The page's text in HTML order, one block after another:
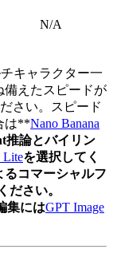
N/A
キャラクター一
備えたスピードが
さい。スピード
は**Nano Banana
推論とバイリン
Liteを選択してく
るコマーシャルフ
ださい。
集にはGPT Image